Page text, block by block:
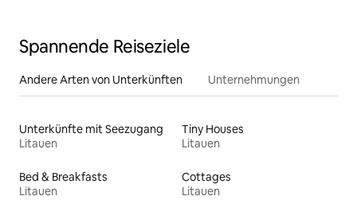
Spannende Reiseziele
Andere Arten von Unterkünften Unternehmungen
Unterkünfte mit Seezugang
Litauen
Tiny Houses
Litauen
Bed & Breakfasts
Litauen
Cottages
Litauen